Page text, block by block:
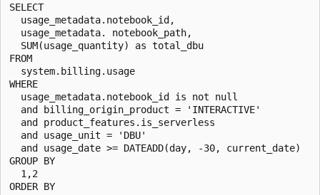
SELECT
  usage_metadata.notebook_id,
  usage_metadata. notebook_path,
  SUM(usage_quantity) as total_dbu
FROM
  system.billing.usage
WHERE
  usage_metadata.notebook_id is not null
  and billing_origin_product = 'INTERACTIVE'
  and product_features.is_serverless
  and usage_unit = 'DBU'
  and usage_date >= DATEADD(day, -30, current_date)
GROUP BY
  1,2
ORDER BY